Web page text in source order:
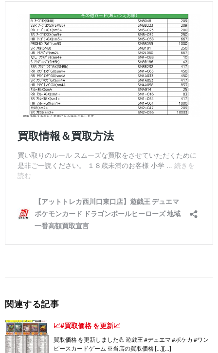
関連する記事
📈#買取価格 を更新📈
買取価格 を更新しました💪 遊戯王 #デュエマ #ポケカ #ワン
ピースカードゲーム ※当店の買取価格 […][…]